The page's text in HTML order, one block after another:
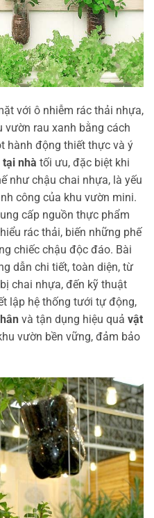
với ô nhiễm rác thải nhựa,
rau xanh bằng cách
hành động thiết thực và ý
nhà tối ưu, đặc biệt khi
như chậu chai nhựa, là yếu
công của khu vườn mini.
cấp nguồn thực phẩm
rác thải, biến những phế
chiếc chậu độc đáo. Bài
dẫn chi tiết, toàn diện, từ
chai nhựa, đến kỹ thuật
lập hệ thống tưới tự động,
và tận dụng hiệu quả vật
vườn bền vững, đảm bảo